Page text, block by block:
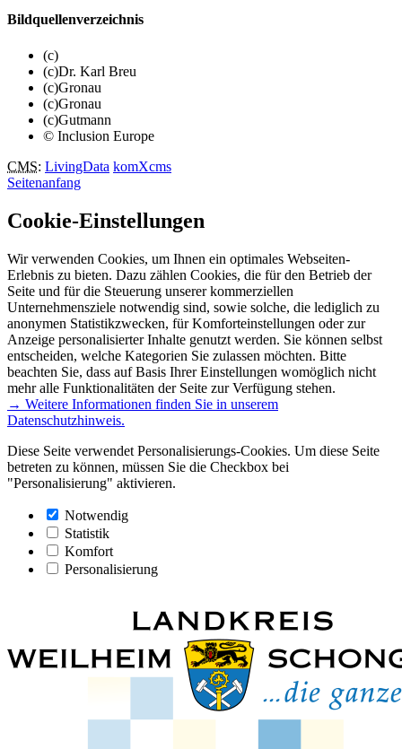
Bildquellenverzeichnis
(c)
(c)Dr. Karl Breu
(c)Gronau
(c)Gronau
(c)Gutmann
© Inclusion Europe
CMS: LivingData komXcms
Seitenanfang
Cookie-Einstellungen
Wir verwenden Cookies, um Ihnen ein optimales Webseiten-
Erlebnis zu bieten. Dazu zählen Cookies, die für den Betrieb der
Seite und für die Steuerung unserer kommerziellen
Unternehmensziele notwendig sind, sowie solche, die lediglich zu
anonymen Statistikzwecken, für Komforteinstellungen oder zur
Anzeige personalisierter Inhalte genutzt werden. Sie können selbst
entscheiden, welche Kategorien Sie zulassen möchten. Bitte
beachten Sie, dass auf Basis Ihrer Einstellungen womöglich nicht
mehr alle Funktionalitäten der Seite zur Verfügung stehen.
→ Weitere Informationen finden Sie in unserem
Datenschutzhinweis.
Diese Seite verwendet Personalisierungs-Cookies. Um diese Seite
betreten zu können, müssen Sie die Checkbox bei
"Personalisierung" aktivieren.
Notwendig
Statistik
Komfort
Personalisierung